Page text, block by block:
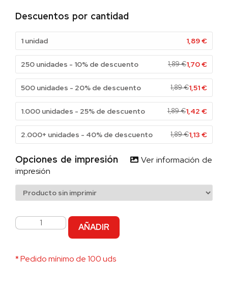
Descuentos por cantidad
1 unidad 1,89€
250 unidades - 10% de descuento 1,89€1,70€
500 unidades - 20% de descuento 1,89€1,51€
1.000 unidades - 25% de descuento 1,89€1,42 €
2.000+ unidades - 40% de descuento 1,89€1,13 €
Opciones de impresión
Ver información de
impresión
AÑADIR
* Pedido mínimo de 100 uds